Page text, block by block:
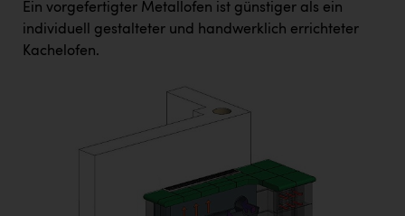
Ein vorgefertigter Metallofen ist günstiger als ein
individuell gestalteter und handwerklich errichteter
Kachelofen.